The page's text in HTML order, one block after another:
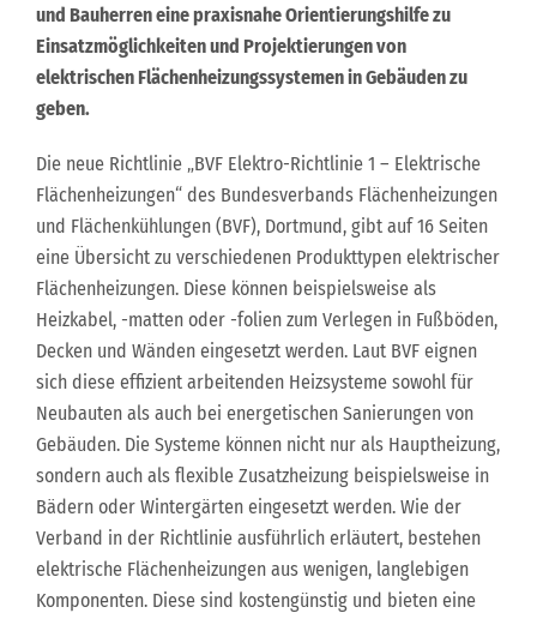
und Bauherren eine praxisnahe Orientierungshilfe zu
Einsatzmöglichkeiten und Projektierungen von
elektrischen Flächenheizungssystemen in Gebäuden zu
geben.
Die neue Richtlinie „BVF Elektro-Richtlinie 1 – Elektrische
Flächenheizungen“ des Bundesverbands Flächenheizungen
und Flächenkühlungen (BVF), Dortmund, gibt auf 16 Seiten
eine Übersicht zu verschiedenen Produkttypen elektrischer
Flächenheizungen. Diese können beispielsweise als
Heizkabel, -matten oder -folien zum Verlegen in Fußböden,
Decken und Wänden eingesetzt werden. Laut BVF eignen
sich diese effizient arbeitenden Heizsysteme sowohl für
Neubauten als auch bei energetischen Sanierungen von
Gebäuden. Die Systeme können nicht nur als Hauptheizung,
sondern auch als flexible Zusatzheizung beispielsweise in
Bädern oder Wintergärten eingesetzt werden. Wie der
Verband in der Richtlinie ausführlich erläutert, bestehen
elektrische Flächenheizungen aus wenigen, langlebigen
Komponenten. Diese sind kostengünstig und bieten eine